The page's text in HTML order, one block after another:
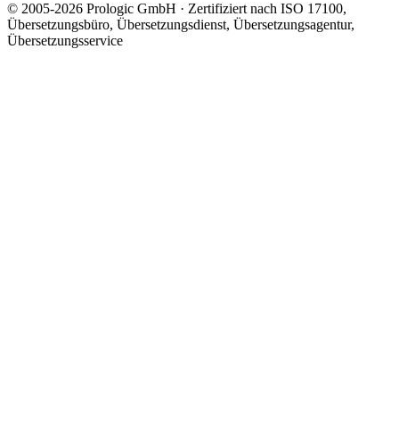
© 2005-2026 Prologic GmbH · Zertifiziert nach ISO 17100,
Übersetzungsbüro, Übersetzungsdienst, Übersetzungsagentur,
Übersetzungsservice